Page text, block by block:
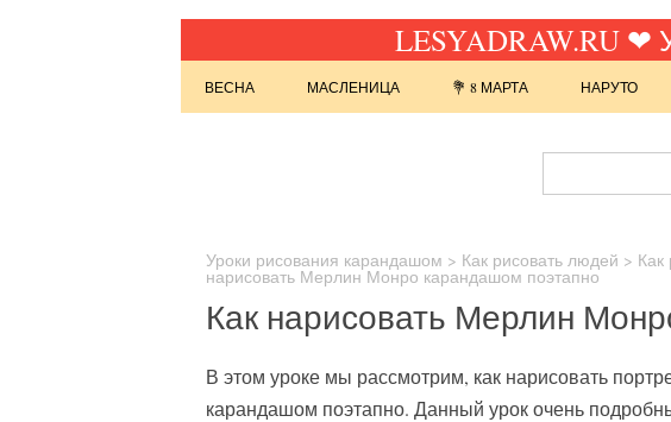
LESYADRAW.RU ❤
ВЕСНА МАСЛЕНИЦА 💐 8 МАРТА НАРУТО
Уроки рисования карандашом > Как рисовать людей > Как
нарисовать Мерлин Монро карандашом поэтапно
Как нарисовать Мерлин
В этом уроке мы рассмотрим, как нарисовать
карандашом поэтапно. Данный урок очень